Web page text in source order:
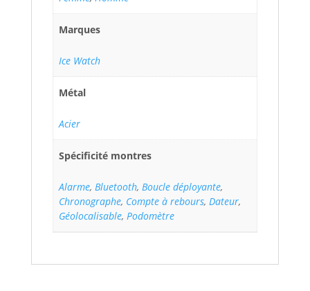
Marques
Ice Watch
Métal
Acier
Spécificité montres
Alarme, Bluetooth, Boucle déployante,
Chronographe, Compte à rebours, Dateur,
Géolocalisable, Podomètre